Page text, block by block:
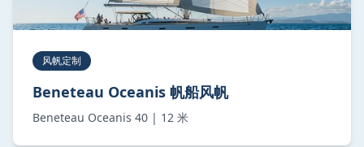
风帆定制
Beneteau Oceanis 帆船风帆
Beneteau Oceanis 40 | 12 米